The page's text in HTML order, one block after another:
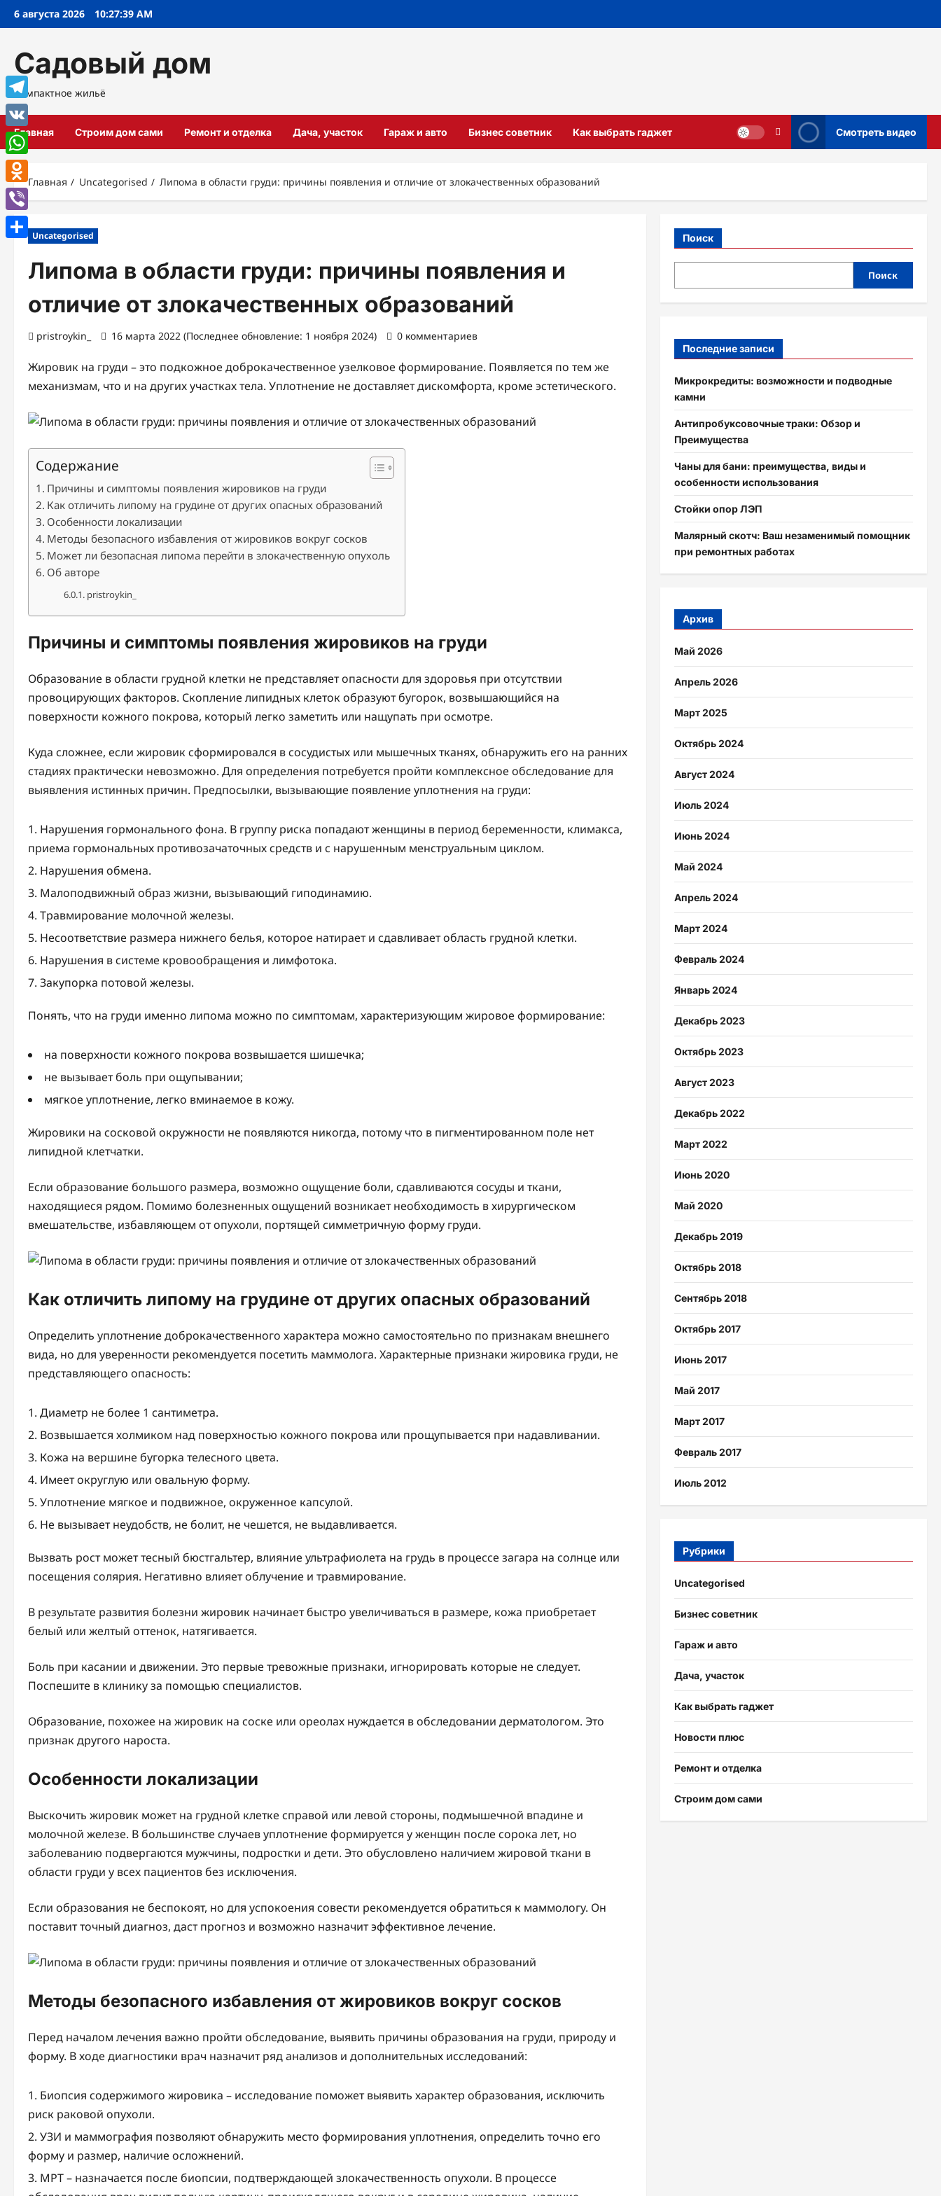
Перейти
6 августа 2026 10:27:40 AM
Садовый дом
Компактное жильё
Главная Строим дом сами Ремонт и отделка Дача, участок Гараж и авто Бизнес советник Как выбрать гаджет Смотреть видео
Главная Uncategorised Липома в области груди: причины появления и отличие от злокачественных образований
Uncategorised
Липома в области груди: причины появления и
отличие от злокачественных образований
pristroykin_ 16 марта 2022 (Последнее обновление: 1 ноября 2024) 0 комментариев
Жировик на груди – это подкожное доброкачественное узелковое формирование. Появляется по тем же
механизмам, что и на других участках тела. Уплотнение не доставляет дискомфорта, кроме эстетического.
Содержание
Причины и симптомы появления жировиков на груди
Как отличить липому на грудине от других опасных образований
Особенности локализации
Методы безопасного избавления от жировиков вокруг сосков
Может ли безопасная липома перейти в злокачественную опухоль
Об авторе
pristroykin_
Причины и симптомы появления жировиков на груди
Образование в области грудной клетки не представляет опасности для здоровья при отсутствии
провоцирующих факторов. Скопление липидных клеток образуют бугорок, возвышающийся на
поверхности кожного покрова, который легко заметить или нащупать при осмотре.
Куда сложнее, если жировик сформировался в сосудистых или мышечных тканях, обнаружить его на ранних
стадиях практически невозможно. Для определения потребуется пройти комплексное обследование для
выявления истинных причин. Предпосылки, вызывающие появление уплотнения на груди:
Нарушения гормонального фона. В группу риска попадают женщины в период беременности, климакса,
приема гормональных противозачаточных средств и с нарушенным менструальным циклом.
Нарушения обмена.
Малоподвижный образ жизни, вызывающий гиподинамию.
Травмирование молочной железы.
Несоответствие размера нижнего белья, которое натирает и сдавливает область грудной клетки.
Нарушения в системе кровообращения и лимфотока.
Закупорка потовой железы.
Понять, что на груди именно липома можно по симптомам, характеризующим жировое формирование:
на поверхности кожного покрова возвышается шишечка;
не вызывает боль при ощупывании;
мягкое уплотнение, легко вминаемое в кожу.
Жировики на сосковой окружности не появляются никогда, потому что в пигментированном поле нет
липидной клетчатки.
Если образование большого размера, возможно ощущение боли, сдавливаются сосуды и ткани,
находящиеся рядом. Помимо болезненных ощущений возникает необходимость в хирургическом
вмешательстве, избавляющем от опухоли, портящей симметричную форму груди.
Как отличить липому на грудине от других опасных образований
Определить уплотнение доброкачественного характера можно самостоятельно по признакам внешнего
вида, но для уверенности рекомендуется посетить маммолога. Характерные признаки жировика груди, не
представляющего опасность:
Диаметр не более 1 сантиметра.
Возвышается холмиком над поверхностью кожного покрова или прощупывается при надавливании.
Кожа на вершине бугорка телесного цвета.
Имеет округлую или овальную форму.
Уплотнение мягкое и подвижное, окруженное капсулой.
Не вызывает неудобств, не болит, не чешется, не выдавливается.
Вызвать рост может тесный бюстгальтер, влияние ультрафиолета на грудь в процессе загара на солнце или
посещения солярия. Негативно влияет облучение и травмирование.
В результате развития болезни жировик начинает быстро увеличиваться в размере, кожа приобретает
белый или желтый оттенок, натягивается.
Боль при касании и движении. Это первые тревожные признаки, игнорировать которые не следует.
Поспешите в клинику за помощью специалистов.
Образование, похожее на жировик на соске или ореолах нуждается в обследовании дерматологом. Это
признак другого нароста.
Особенности локализации
Выскочить жировик может на грудной клетке справой или левой стороны, подмышечной впадине и
молочной железе. В большинстве случаев уплотнение формируется у женщин после сорока лет, но
заболеванию подвергаются мужчины, подростки и дети. Это обусловлено наличием жировой ткани в
области груди у всех пациентов без исключения.
Если образования не беспокоят, но для успокоения совести рекомендуется обратиться к маммологу. Он
поставит точный диагноз, даст прогноз и возможно назначит эффективное лечение.
Методы безопасного избавления от жировиков вокруг сосков
Перед началом лечения важно пройти обследование, выявить причины образования на груди, природу и
форму. В ходе диагностики врач назначит ряд анализов и дополнительных исследований:
Биопсия содержимого жировика – исследование поможет выявить характер образования, исключить
риск раковой опухоли.
УЗИ и маммография позволяют обнаружить место формирования уплотнения, определить точно его
форму и размер, наличие осложнений.
МРТ – назначается после биопсии, подтверждающей злокачественность опухоли. В процессе
Поиск
Поиск
Последние записи
Микрокредиты: возможности и подводные
камни
Антипробуксовочные траки: Обзор и
Преимущества
Чаны для бани: преимущества, виды и
особенности использования
Стойки опор ЛЭП
Малярный скотч: Ваш незаменимый помощник
при ремонтных работах
Архив
Май 2026
Апрель 2026
Март 2025
Октябрь 2024
Август 2024
Июль 2024
Июнь 2024
Май 2024
Апрель 2024
Март 2024
Февраль 2024
Январь 2024
Декабрь 2023
Октябрь 2023
Август 2023
Декабрь 2022
Март 2022
Июнь 2020
Май 2020
Декабрь 2019
Октябрь 2018
Сентябрь 2018
Октябрь 2017
Июнь 2017
Май 2017
Март 2017
Февраль 2017
Июль 2012
Рубрики
Uncategorised
Бизнес советник
Гараж и авто
Дача, участок
Как выбрать гаджет
Новости плюс
Ремонт и отделка
Строим дом сами
Telegram
VK
WhatsApp
Odnoklassniki
Viber